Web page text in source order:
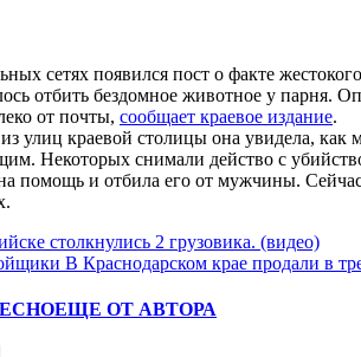
сетях появился пост о факте
отбить бездомное животное у парня.
от почты, сообщает краевое издание.
краевой столицы она увидела, как
Некоторых снимали действо с
помощь и отбила его от мужчины.
столкнулись 2 грузовика. (видео)
В Краснодарском крае продали в
ЕЩЕ ОТ АВТОРА